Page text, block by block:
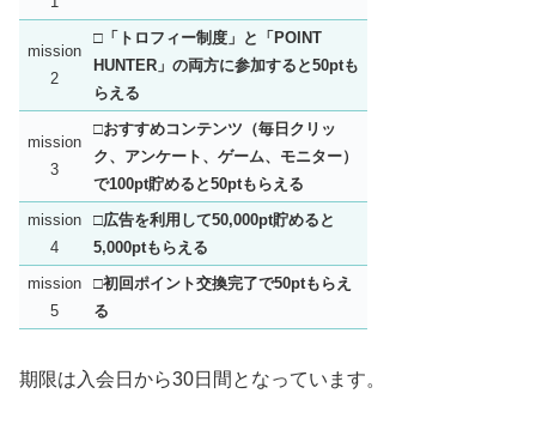
mission
2
□「トロフィー制度」と「POINT
HUNTER」の両方に参加すると50ptも
らえる
mission
3
□おすすめコンテンツ（毎日クリッ
ク、アンケート、ゲーム、モニター）
で100pt貯めると50ptもらえる
mission
4
□広告を利用して50,000pt貯めると
5,000ptもらえる
mission
5
□初回ポイント交換完了で50ptもらえ
る
期限は入会日から30日間となっています。